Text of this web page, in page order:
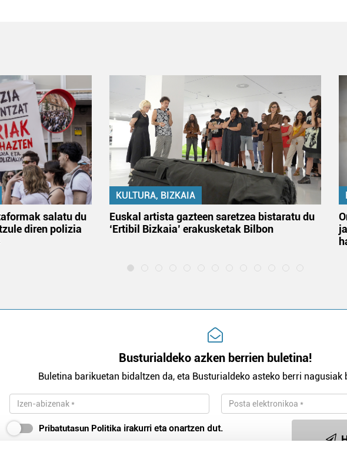
salatu du
diren polizia
KULTURA, BIZKAIA
Euskal artista gazteen saretzea bistaratu du
‘Ertibil Bizkaia’ erakusketak Bilbon
Busturialdeko azken berrien buletina!
Buletina barikuetan bidaltzen da, eta Busturialdeko asteko berri nagusiak
Pribatutasun Politika irakurri eta onartzen dut.